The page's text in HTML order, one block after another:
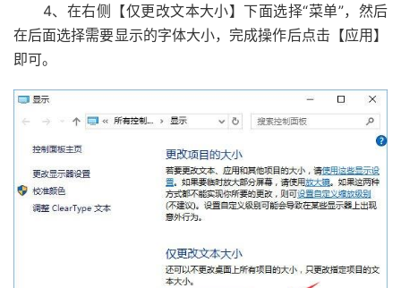
4、在右侧【仅更改文本大小】下面选择“菜单”，然后
在后面选择需要显示的字体大小，完成操作后点击【应用】
即可。